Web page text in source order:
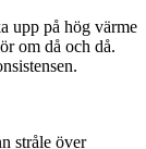
upp på hög värme
om då och då.
stråle över